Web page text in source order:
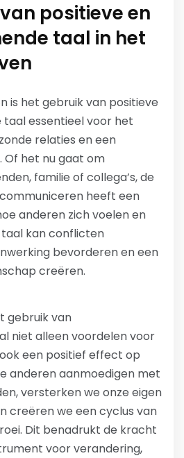
positieve en
taal in het
is het gebruik van positieve
essentieel voor het
relaties en een
Of het nu gaat om
familie of collega’s, de
heeft een
anderen zich voelen en
kan conflicten
bevorderen en een
creëren.
gebruik van
niet alleen voordelen voor
een positief effect op
anderen aanmoedigen met
versterken we onze eigen
creëren we een cyclus van
Dit benadrukt de kracht
voor verandering,